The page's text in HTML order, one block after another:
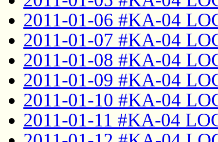
2011-01-06 #KA-04
2011-01-07 #KA-04
2011-01-08 #KA-04
2011-01-09 #KA-04
2011-01-10 #KA-04
2011-01-11 #KA-04